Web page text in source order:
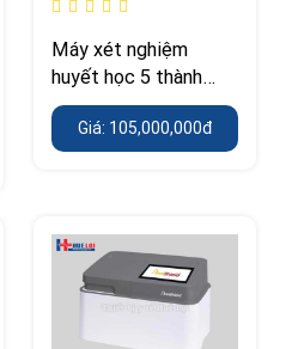
Máy xét nghiệm
huyết học 5 thành
phần BHA5000
Giá: 105,000,000đ